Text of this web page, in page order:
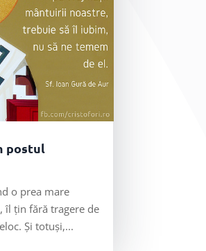
postul
o prea mare
țin fără tragere de
Și totuși,...